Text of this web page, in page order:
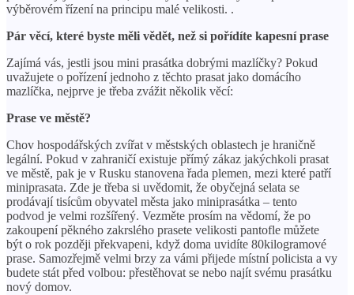
výběrovém řízení na principu malé velikosti. .
Pár věcí, které byste měli vědět, než si pořídíte kapesní prase
Zajímá vás, jestli jsou mini prasátka dobrými mazlíčky? Pokud
uvažujete o pořízení jednoho z těchto prasat jako domácího
mazlíčka, nejprve je třeba zvážit několik věcí:
Prase ve městě?
Chov hospodářských zvířat v městských oblastech je hraničně
legální. Pokud v zahraničí existuje přímý zákaz jakýchkoli prasat
ve městě, pak je v Rusku stanovena řada plemen, mezi které patří
miniprasata. Zde je třeba si uvědomit, že obyčejná selata se
prodávají tisícům obyvatel města jako miniprasátka – tento
podvod je velmi rozšířený. Vezměte prosím na vědomí, že po
zakoupení pěkného zakrslého prasete velikosti pantofle můžete
být o rok později překvapeni, když doma uvidíte 80kilogramové
prase. Samozřejmě velmi brzy za vámi přijede místní policista a vy
budete stát před volbou: přestěhovat se nebo najít svému prasátku
nový domov.